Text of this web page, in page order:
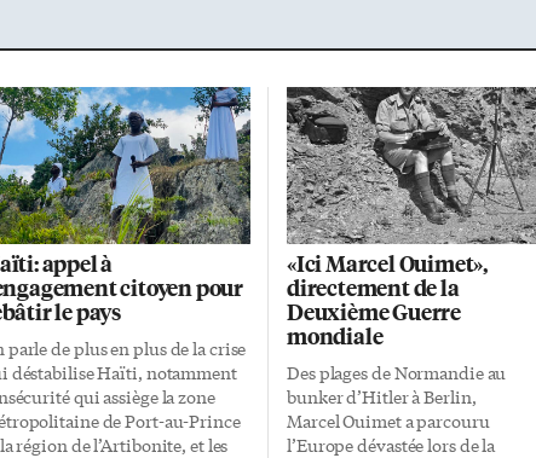
appel à
citoyen pour
le pays
parle de plus en plus de la crise
déstabilise Haïti, notamment
qui assiège la zone
de Port-au-Prince
région de l’Artibonite, et les
«Ici Marcel Ouimet»,
directement de la
Deuxième Guerre
mondiale
Des plages de Normandie au
bunker d’Hitler à Berlin,
Marcel Ouimet a parcouru
l’Europe dévastée lors de la